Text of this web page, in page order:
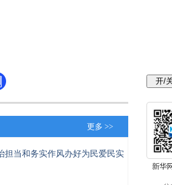
更多 >>
担当和务实作风办好为民爱民实